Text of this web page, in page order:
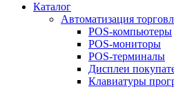
Каталог
Автоматизация
POS-компьютеры
POS-мониторы
POS-терминалы
Дисплеи
Клавиатуры